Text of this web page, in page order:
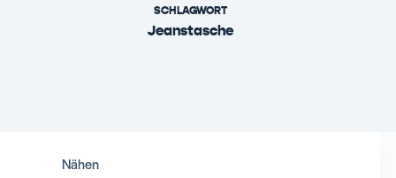
SCHLAGWORT
Jeanstasche
Nähen